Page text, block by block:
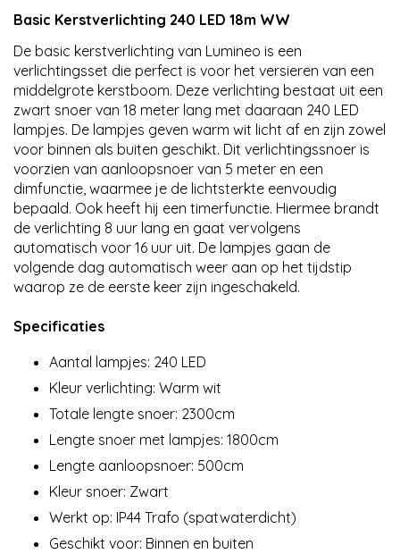
Basic Kerstverlichting 240 LED 18m WW
De basic kerstverlichting van Lumineo is een
verlichtingsset die perfect is voor het versieren van een
middelgrote kerstboom. Deze verlichting bestaat uit een
zwart snoer van 18 meter lang met daaraan 240 LED
lampjes. De lampjes geven warm wit licht af en zijn zowel
voor binnen als buiten geschikt. Dit verlichtingssnoer is
voorzien van aanloopsnoer van 5 meter en een
dimfunctie, waarmee je de lichtsterkte eenvoudig
bepaald. Ook heeft hij een timerfunctie. Hiermee brandt
de verlichting 8 uur lang en gaat vervolgens
automatisch voor 16 uur uit. De lampjes gaan de
volgende dag automatisch weer aan op het tijdstip
waarop ze de eerste keer zijn ingeschakeld.
Specificaties
Aantal lampjes: 240 LED
Kleur verlichting: Warm wit
Totale lengte snoer: 2300cm
Lengte snoer met lampjes: 1800cm
Lengte aanloopsnoer: 500cm
Kleur snoer: Zwart
Werkt op: IP44 Trafo (spatwaterdicht)
Geschikt voor: Binnen en buiten